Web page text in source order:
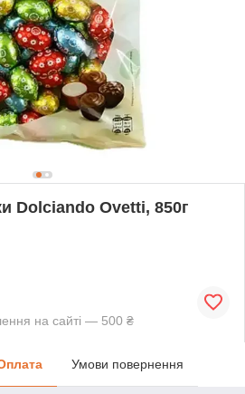
Dolciando Ovetti, 850г
на сайті — 500 ₴
Умови повернення